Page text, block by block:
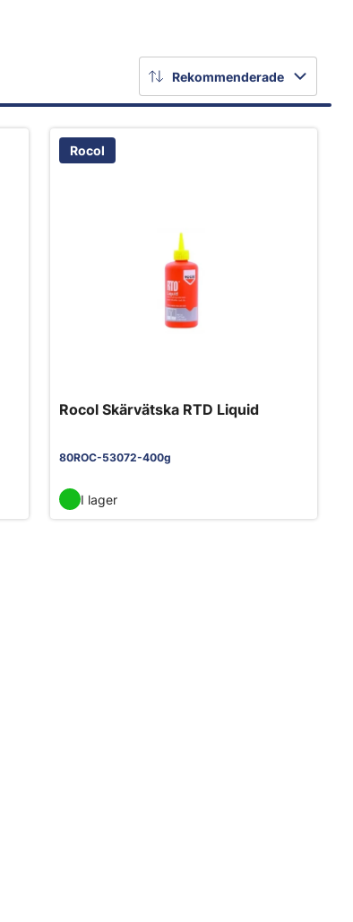
Rekommenderade
Rocol
Rocol Skärvätska RTD Liquid
80ROC-53072-400g
I lager